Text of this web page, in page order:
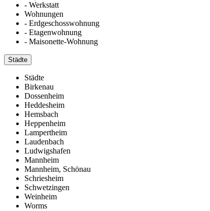
- Werkstatt
Wohnungen
- Erdgeschosswohnung
- Etagenwohnung
- Maisonette-Wohnung
Städte
Städte
Birkenau
Dossenheim
Heddesheim
Hemsbach
Heppenheim
Lampertheim
Laudenbach
Ludwigshafen
Mannheim
Mannheim, Schönau
Schriesheim
Schwetzingen
Weinheim
Worms